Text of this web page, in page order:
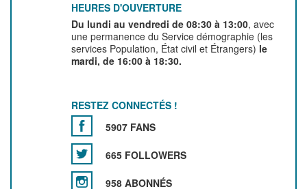
HEURES D'OUVERTURE
Du lundi au vendredi de 08:30 à 13:00, avec
une permanence du Service démographie (les
services Population, État civil et Étrangers) le
mardi, de 16:00 à 18:30.
RESTEZ CONNECTÉS !
5907 FANS
665 FOLLOWERS
958 ABONNÉS